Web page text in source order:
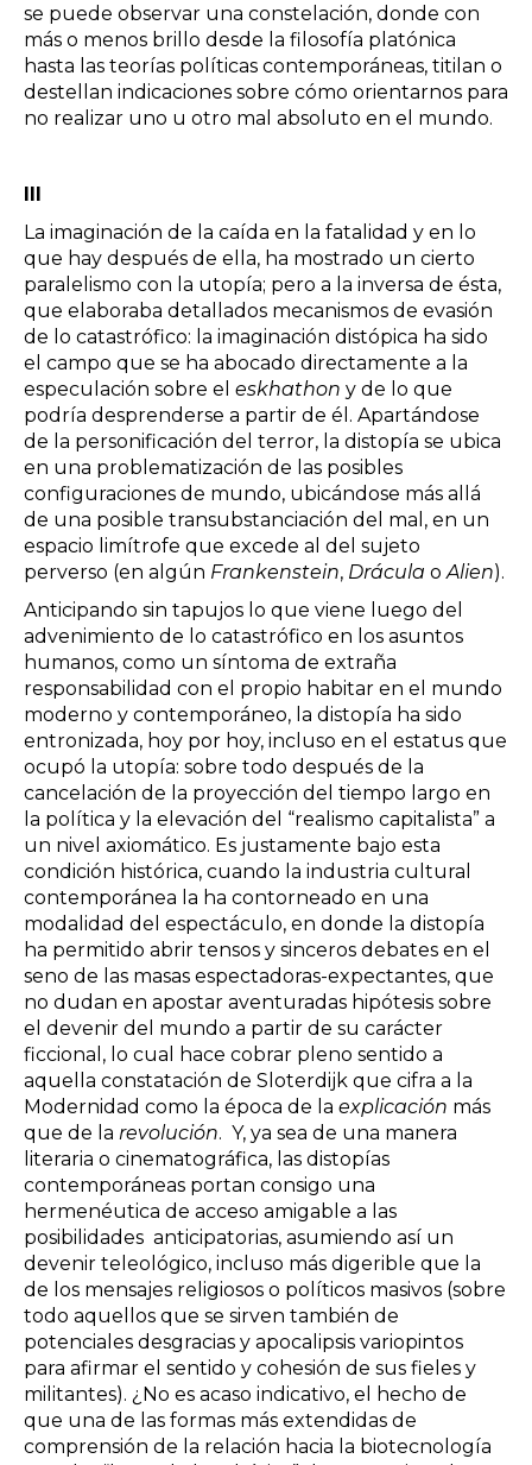
se puede observar una constelación, donde con
más o menos brillo desde la filosofía platónica
hasta las teorías políticas contemporáneas, titilan o
destellan indicaciones sobre cómo orientarnos para
no realizar uno u otro mal absoluto en el mundo.
III
La imaginación de la caída en la fatalidad y en lo
que hay después de ella, ha mostrado un cierto
paralelismo con la utopía; pero a la inversa de ésta,
que elaboraba detallados mecanismos de evasión
de lo catastrófico: la imaginación distópica ha sido
el campo que se ha abocado directamente a la
especulación sobre el eskhathon y de lo que
podría desprenderse a partir de él. Apartándose
de la personificación del terror, la distopía se ubica
en una problematización de las posibles
configuraciones de mundo, ubicándose más allá
de una posible transubstanciación del mal, en un
espacio limítrofe que excede al del sujeto
perverso (en algún Frankenstein, Drácula o Alien).
Anticipando sin tapujos lo que viene luego del
advenimiento de lo catastrófico en los asuntos
humanos, como un síntoma de extraña
responsabilidad con el propio habitar en el mundo
moderno y contemporáneo, la distopía ha sido
entronizada, hoy por hoy, incluso en el estatus que
ocupó la utopía: sobre todo después de la
cancelación de la proyección del tiempo largo en
la política y la elevación del “realismo capitalista” a
un nivel axiomático. Es justamente bajo esta
condición histórica, cuando la industria cultural
contemporánea la ha contorneado en una
modalidad del espectáculo, en donde la distopía
ha permitido abrir tensos y sinceros debates en el
seno de las masas espectadoras-expectantes, que
no dudan en apostar aventuradas hipótesis sobre
el devenir del mundo a partir de su carácter
ficcional, lo cual hace cobrar pleno sentido a
aquella constatación de Sloterdijk que cifra a la
Modernidad como la época de la explicación más
que de la revolución. Y, ya sea de una manera
literaria o cinematográfica, las distopías
contemporáneas portan consigo una
hermenéutica de acceso amigable a las
posibilidades anticipatorias, asumiendo así un
devenir teleológico, incluso más digerible que la
de los mensajes religiosos o políticos masivos (sobre
todo aquellos que se sirven también de
potenciales desgracias y apocalipsis variopintos
para afirmar el sentido y cohesión de sus fieles y
militantes). ¿No es acaso indicativo, el hecho de
que una de las formas más extendidas de
comprensión de la relación hacia la biotecnología